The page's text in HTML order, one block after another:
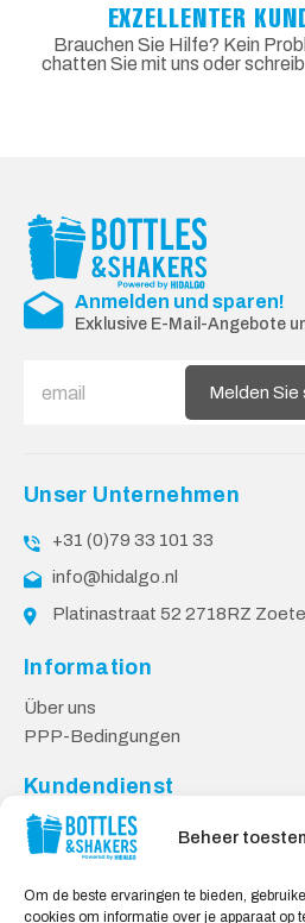
Beheer
Om de beste ervaringen te bieden,
cookies om informatie over je apparaat op
EXZELLENTER
Brauchen Sie Hilfe? Kein
chatten Sie mit uns oder
Anmelden und sparen!
Exklusive E-Mail-Angebote
Melden Sie
Unser Unternehmen
+31 (0)79 33 101 33
info@hidalgo.nl
Platinastraat 52 2718RZ
Information
Über uns
PPP-Bedingungen
Kundendienst
Kontakt
Lieferung & Rücksendungen